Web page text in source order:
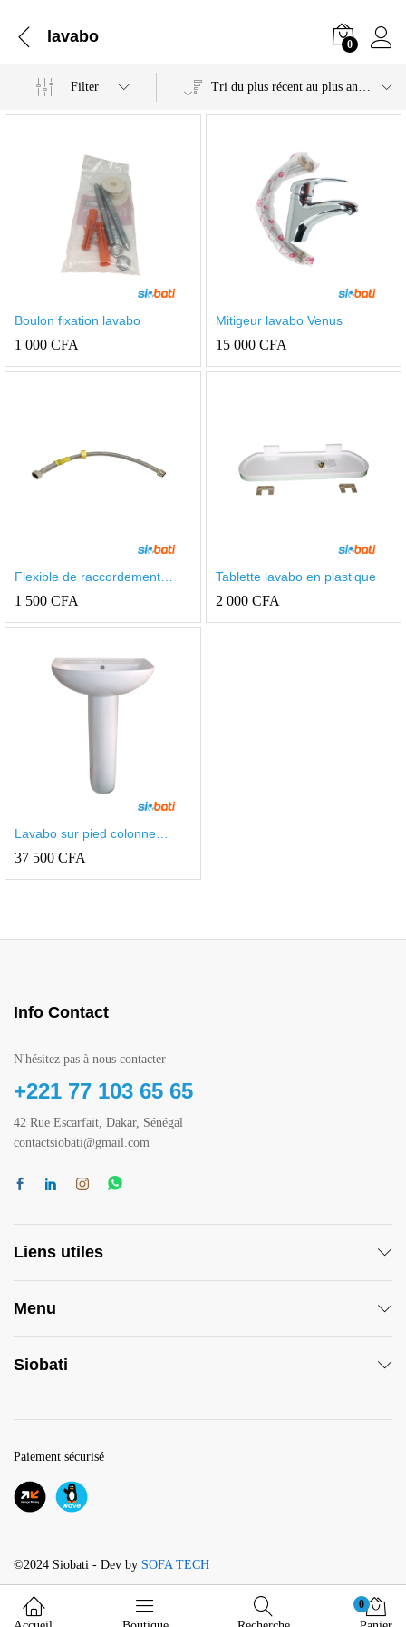
lavabo 0
Filter Tri du plus récent au plus ancien
Boulon fixation lavabo
1 000 CFA
Mitigeur lavabo Venus
15 000 CFA
Flexible de raccordement
15x15mm MF
1 500 CFA
Tablette lavabo en plastique
2 000 CFA
Lavabo sur pied colonne
50cm model CLASSICA
37 500 CFA
Info Contact
N'hésitez pas à nous contacter
+221 77 103 65 65
42 Rue Escarfait, Dakar, Sénégal
contactsiobati@gmail.com
Liens utiles
Menu
Siobati
©2024 Siobati - Dev by SOFA TECH
Paiement sécurisé
0